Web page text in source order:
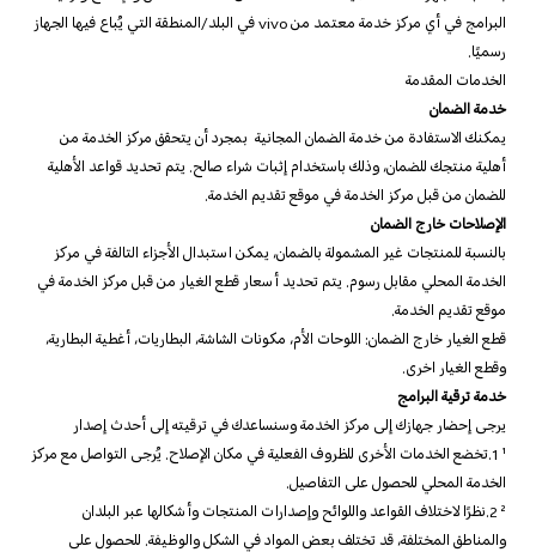
البرامج في أي مركز خدمة معتمد من vivo في البلد/المنطقة التي يُباع فيها الجهاز
رسميًا.
الخدمات المقدمة
خدمة الضمان
يمكنك الاستفادة من خدمة الضمان المجانية بمجرد أن يتحقق مركز الخدمة من
أهلية منتجك للضمان، وذلك باستخدام إثبات شراء صالح. يتم تحديد قواعد الأهلية
للضمان من قبل مركز الخدمة في موقع تقديم الخدمة.
الإصلاحات خارج الضمان
بالنسبة للمنتجات غير المشمولة بالضمان، يمكن استبدال الأجزاء التالفة في مركز
الخدمة المحلي مقابل رسوم. يتم تحديد أسعار قطع الغيار من قبل مركز الخدمة في
موقع تقديم الخدمة.
قطع الغيار خارج الضمان: اللوحات الأم، مكونات الشاشة، البطاريات، أغطية البطارية،
وقطع الغيار اخرى.
خدمة ترقية البرامج
يرجى إحضار جهازك إلى مركز الخدمة وسنساعدك في ترقيته إلى أحدث إصدار
¹ 1.تخضع الخدمات الأخرى للظروف الفعلية في مكان الإصلاح. يُرجى التواصل مع مركز
الخدمة المحلي للحصول على التفاصيل.
² 2.نظرًا لاختلاف القواعد واللوائح وإصدارات المنتجات وأشكالها عبر البلدان
والمناطق المختلفة، قد تختلف بعض المواد في الشكل والوظيفة. للحصول على